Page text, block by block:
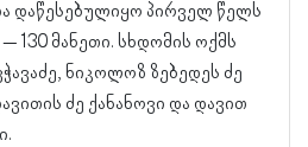
დაწესებულიყო პირველ წელს
– 130 მანეთი. სხდომის ოქმს
ნიკოლოზ ზებედეს ძე
ძე ქანანოვი და დავით